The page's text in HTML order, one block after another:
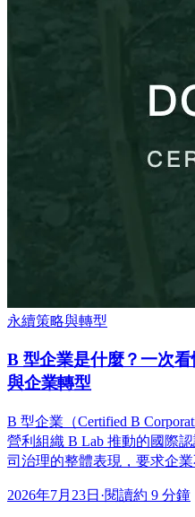
永續策略與轉型
B 型企業是什麼？一次
與企業轉型
B 型企業（Certified B
營利組織 B Lab 推動的國際
司治理的整體表現，要求企
2026年7月23日 ·閱讀約 9 分鐘